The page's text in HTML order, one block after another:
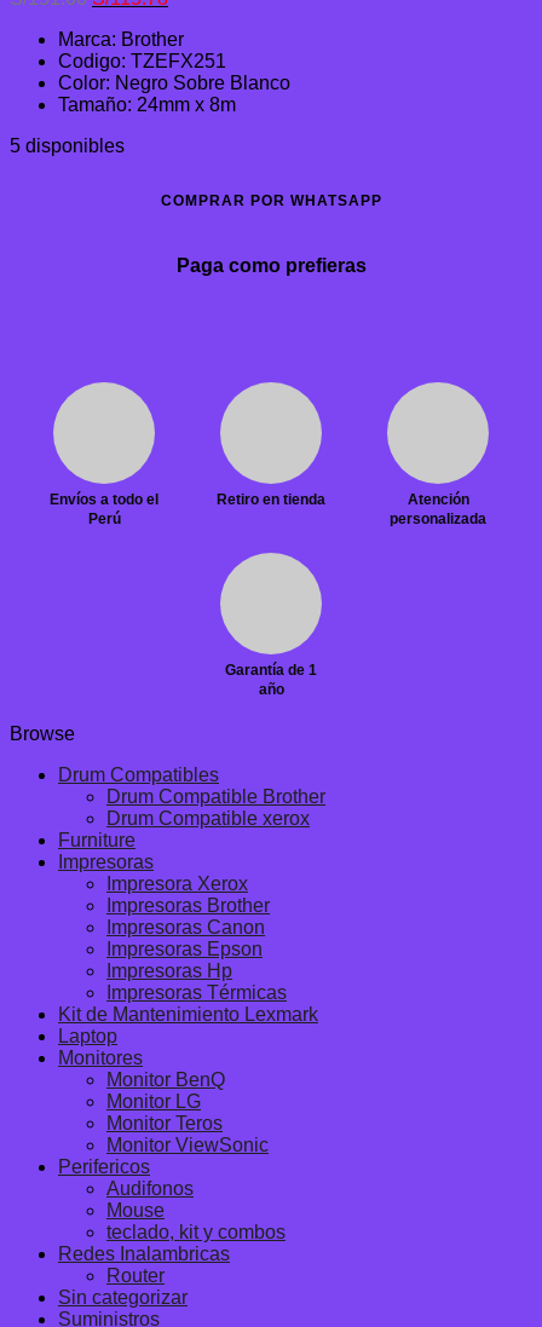
original
era:
S/151.60.
actual
es:
S/115.78.
Marca: Brother
Codigo: TZEFX251
Color: Negro Sobre Blanco
Tamaño: 24mm x 8m
5 disponibles
COMPRAR POR WHATSAPP
Paga como prefieras
Envíos a todo el
Perú
Retiro en tienda
Atención
personalizada
Garantía de 1
año
Browse
Drum Compatibles
Drum Compatible Brother
Drum Compatible xerox
Furniture
Impresoras
Impresora Xerox
Impresoras Brother
Impresoras Canon
Impresoras Epson
Impresoras Hp
Impresoras Térmicas
Kit de Mantenimiento Lexmark
Laptop
Monitores
Monitor BenQ
Monitor LG
Monitor Teros
Monitor ViewSonic
Perifericos
Audifonos
Mouse
teclado, kit y combos
Redes Inalambricas
Router
Sin categorizar
Suministros